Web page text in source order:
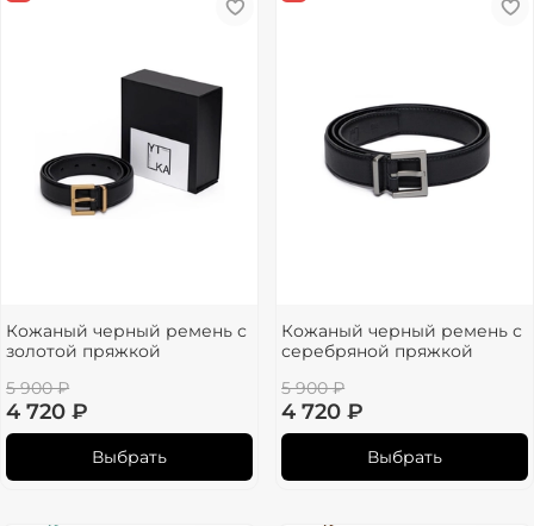
Кожаный черный ремень с
золотой пряжкой
5 900 ₽
4 720 ₽
Выбрать
Кожаный черный ремень с
серебряной пряжкой
5 900 ₽
4 720 ₽
Выбрать